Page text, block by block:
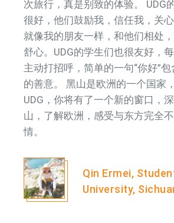
享
07
12月
我校赴黑山科研教学
成出访任务
28
UDG大学国际化，以
27
5月
UDG 学生参观在北京
次旅行，真是别致的体验。 UDG
很好，他们鼓励我，信任我，关
就像我的朋友一样，和他们相处，
舒心。UDG的学生们也很友好，
主动打招呼，简单的一句“你好”
的善意。 黑山是欧洲的一个国家
UDG，你将有了一个新的窗口，
山，了解欧洲，感受与东方完全
情。
Qin Ermei,
University,